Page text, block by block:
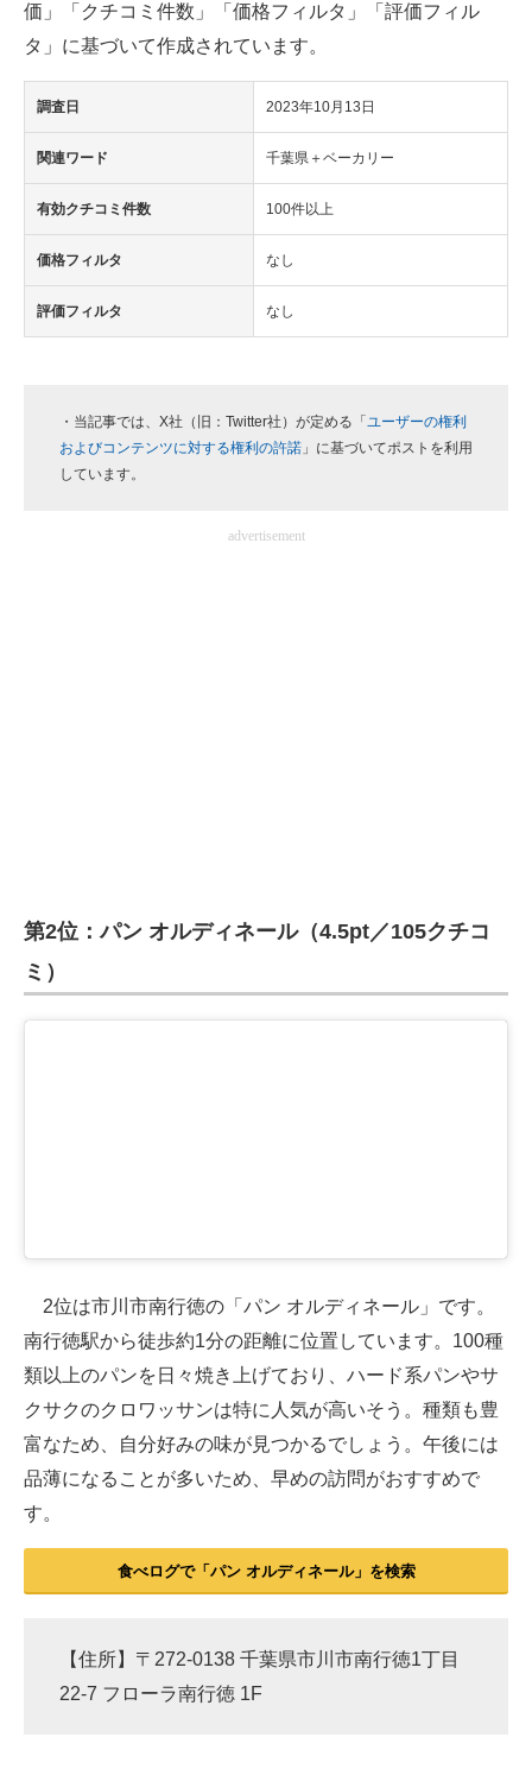
建設×テクノロジーの最前線
ちょっと気になるネットの話題
価」「クチコミ件数」「価格フィルタ」「評価フィル
タ」に基づいて作成されています。
調査日 2023年10月13日
関連ワード 千葉県＋ベーカリー
有効クチコミ件数 100件以上
価格フィルタ なし
評価フィルタ なし
・当記事では、X社（旧：Twitter社）が定める「 ユーザーの権利
およびコンテンツに対する権利の許諾 」に基づいてポストを利用
しています。
advertisement
第2位：パン オルディネール（4.5pt／105クチコ
ミ）
2位は市川市南行徳の「パン オルディネール」です。
南行徳駅から徒歩約1分の距離に位置しています。100種
類以上のパンを日々焼き上げており、ハード系パンやサ
クサクのクロワッサンは特に人気が高いそう。種類も豊
富なため、自分好みの味が見つかるでしょう。午後には
品薄になることが多いため、早めの訪問がおすすめで
す。
食べログで「パン オルディネール」を検索
【住所】〒272-0138 千葉県市川市南行徳1丁目
22-7 フローラ南行徳 1F